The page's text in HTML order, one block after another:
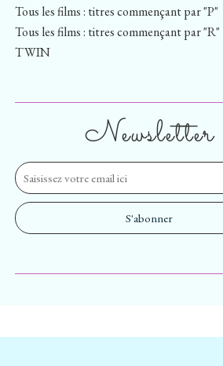
Newsletter
Tous les films : titres commençant par "P"
Tous les films : titres commençant par "R"
TWIN